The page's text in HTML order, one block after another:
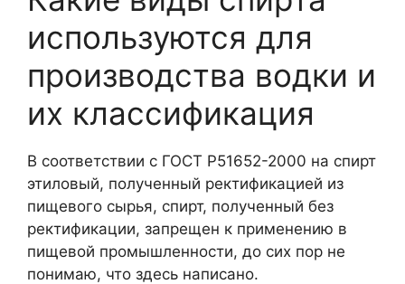
используются для
производства водки и
их классификация
В соответствии с ГОСТ Р51652-2000 на спирт
этиловый, полученный ректификацией из
пищевого сырья, спирт, полученный без
ректификации, запрещен к применению в
пищевой промышленности, до сих пор не
понимаю, что здесь написано.